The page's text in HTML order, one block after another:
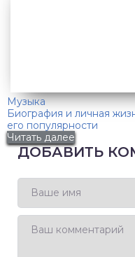
Музыка
Биография и личная
его популярности
Читать далее
ДОБАВИТЬ